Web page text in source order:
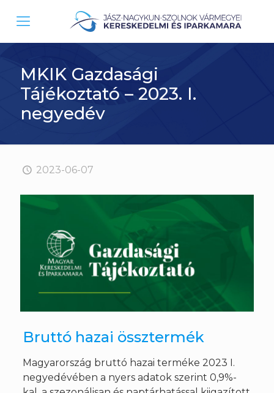
MKIK Gazdasági
Tájékoztató – 2023. I.
negyedév
2023-06-07
Bruttó hazai össztermék
Magyarország bruttó hazai terméke 2023 I.
negyedévében a nyers adatok szerint 0,9%-